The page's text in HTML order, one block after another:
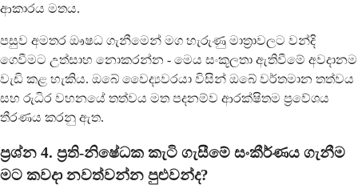
ආකාරය මතය.
පසුව අමතර ඖෂධ ගැනීමෙන් මග හැරුණු මාත්‍රාවලට වන්දි
ගෙවීමට උත්සාහ නොකරන්න - මෙය සංකූලතා ඇතිවීමේ අවදානම
වැඩි කළ හැකිය. ඔබේ වෛද්‍යවරයා විසින් ඔබේ වර්තමාන තත්වය
සහ රුධිර වහනයේ තත්වය මත පදනම්ව ආරක්ෂිතම ප්‍රවේශය
තීරණය කරනු ඇත.
ප්‍රශ්න 4. ප්‍රති-නිෂේධක කැටි ගැසීමේ සංකීර්ණය ගැනීම
මට කවදා නවත්වන්න පුළුවන්ද?